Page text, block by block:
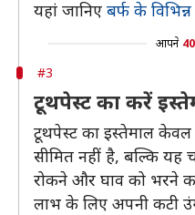
यहां जानिए बर्फ के
आपने
#3
टूथपेस्ट का करें
टूथपेस्ट का इस्तेमाल केवल
सीमित नहीं है, बल्कि
रोकने और घाव को भरने
लाभ के लिए अपनी कटी